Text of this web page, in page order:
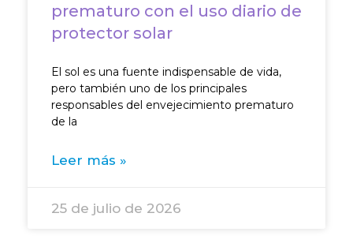
prematuro con el uso diario de
protector solar
El sol es una fuente indispensable de vida,
pero también uno de los principales
responsables del envejecimiento prematuro
de la
Leer más »
25 de julio de 2026